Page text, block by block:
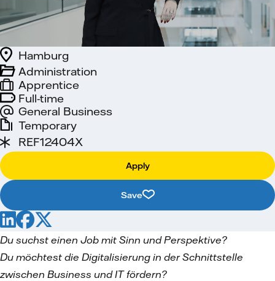
Full-time
General Business
Administration
Hamburg
Apprentice
Temporary
REF12404X
Apply
Save
Du suchst einen Job mit Sinn und Perspektive?
Du möchtest die Digitalisierung in der Schnittstelle
zwischen Business und IT fördern?